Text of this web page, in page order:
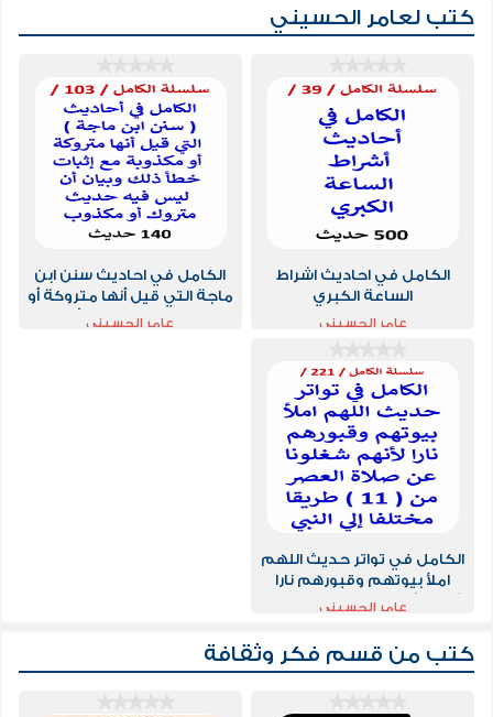
كتب لعامر الحسيني
الكامل في احاديث اشراط
الساعة الكبري
عامر الحسيني
الكامل في احاديث سنن ابن
ماجة التي قيل أنها متروكة أو
مكذوبة وإثبات خطأ ذلك
عامر الحسيني
الكامل في تواتر حديث اللهم
املأ بيوتهم وقبورهم نارا
لأنهم شغلونا عن صلاة العصر
عامر الحسيني
كتب من قسم فكر وثقافة